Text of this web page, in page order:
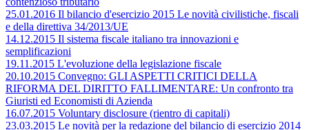
25.01.2016 Il bilancio d'esercizio 2015 Le novità civilistiche, fiscali
e della direttiva 34/2013/UE
14.12.2015 Il sistema fiscale italiano tra innovazioni e
semplificazioni
19.11.2015 L'evoluzione della legislazione fiscale
20.10.2015 Convegno: GLI ASPETTI CRITICI DELLA
RIFORMA DEL DIRITTO FALLIMENTARE: Un confronto tra
Giuristi ed Economisti di Azienda
16.07.2015 Voluntary disclosure (rientro di capitali)
23.03.2015 Le novità per la redazione del bilancio di esercizio 2014